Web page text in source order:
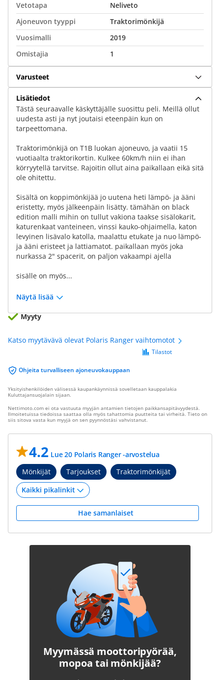
Vetotapa
Neliveto
Ajoneuvon tyyppi
Traktorimönkijä
Vuosimalli
2019
Omistajia
1
Varusteet
Lisätiedot
Tästä seuraavalle käskyttäjälle suosittu peli. Meillä ollut
uudesta asti ja nyt joutaisi eteenpäin kun on
tarpeettomana.
Traktorimönkijä on T1B luokan ajoneuvo, ja vaatii 15
vuotiaalta traktorikortin. Kulkee 60km/h niin ei ihan
körryytellä tarvitse. Rajoitin ollut aina paikallaan eikä sitä
ole ohitettu.
Sisältä on koppimönkijää jo uutena heti lämpö- ja ääni
eristetty, myös jälkeenpäin lisätty. tämähän on black
edition malli mihin on tullut vakiona taakse sisälokarit,
katurenkaat vanteineen, vinssi kauko-ohjaimella, katon
levyinen lisävalo katolla, maalattu etukate ja nuo lämpö-
ja ääni eristeet ja lattiamatot. paikallaan myös joka
nurkassa 2" spacerit, on paljon vakaampi ajella
sisälle on myös...
Näytä lisää
Myyty
Katso myytävävä olevat Polaris Ranger vaihtomotot
Ohjeita turvalliseen ajoneuvokauppaan
Tilastot
Yksityishenkilöiden välisessä kaupankäynnissä sovelletaan kauppalakia
Kuluttajansuojalain sijaan.
Nettimoto.com ei ota vastuuta myyjän antamien tietojen paikkansapitävyydestä.
Ilmoitetuissa tiedoissa saattaa olla myös tahattomia puutteita tai virheitä. Tieto on
siis sitova vasta kun myyjä on sen pyynnöstäsi vahvistanut.
4.2 Lue 20 Polaris Ranger -arvostelua
Mönkijät
Tarjoukset Traktorimönkijät
Hae samanlaiset
Myymässä moottoripyörää,
mopoa tai mönkijää?